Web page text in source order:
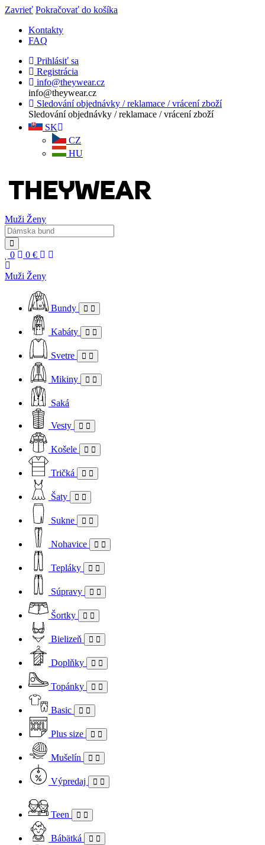
Zavrieť Pokračovať do košíka
Kontakty
FAQ
Prihlásiť sa
Registrácia
info@theywear.cz
info@theywear.cz
Sledování objednávky / reklamace / vrácení zboží
Sledování objednávky / reklamace / vrácení zboží
SK
CZ
HU
Muži Ženy
0 0 €
Muži Ženy
Bundy
Kabáty
Svetre
Mikiny
Saká
Vesty
Košele
Tričká
Šaty
Sukne
Nohavice
Tepláky
Súpravy
Šortky
Bielizeň
Doplňky
Topánky
Basic
Plus size
Mušelín
Výpredaj
Teen
Bábätká